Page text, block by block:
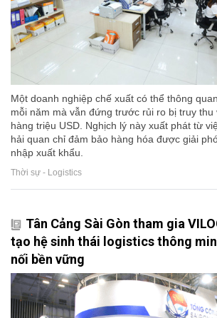
Một doanh nghiệp chế xuất có thể thông
mỗi năm mà vẫn đứng trước rủi ro bị truy
hàng triệu USD. Nghịch lý này xuất phát từ
hải quan chỉ đảm bảo hàng hóa được giải
nhập xuất khẩu.
Thời sự - Logistics
Tân Cảng Sài Gòn tham gia
tạo hệ sinh thái logistics thông
nối bền vững